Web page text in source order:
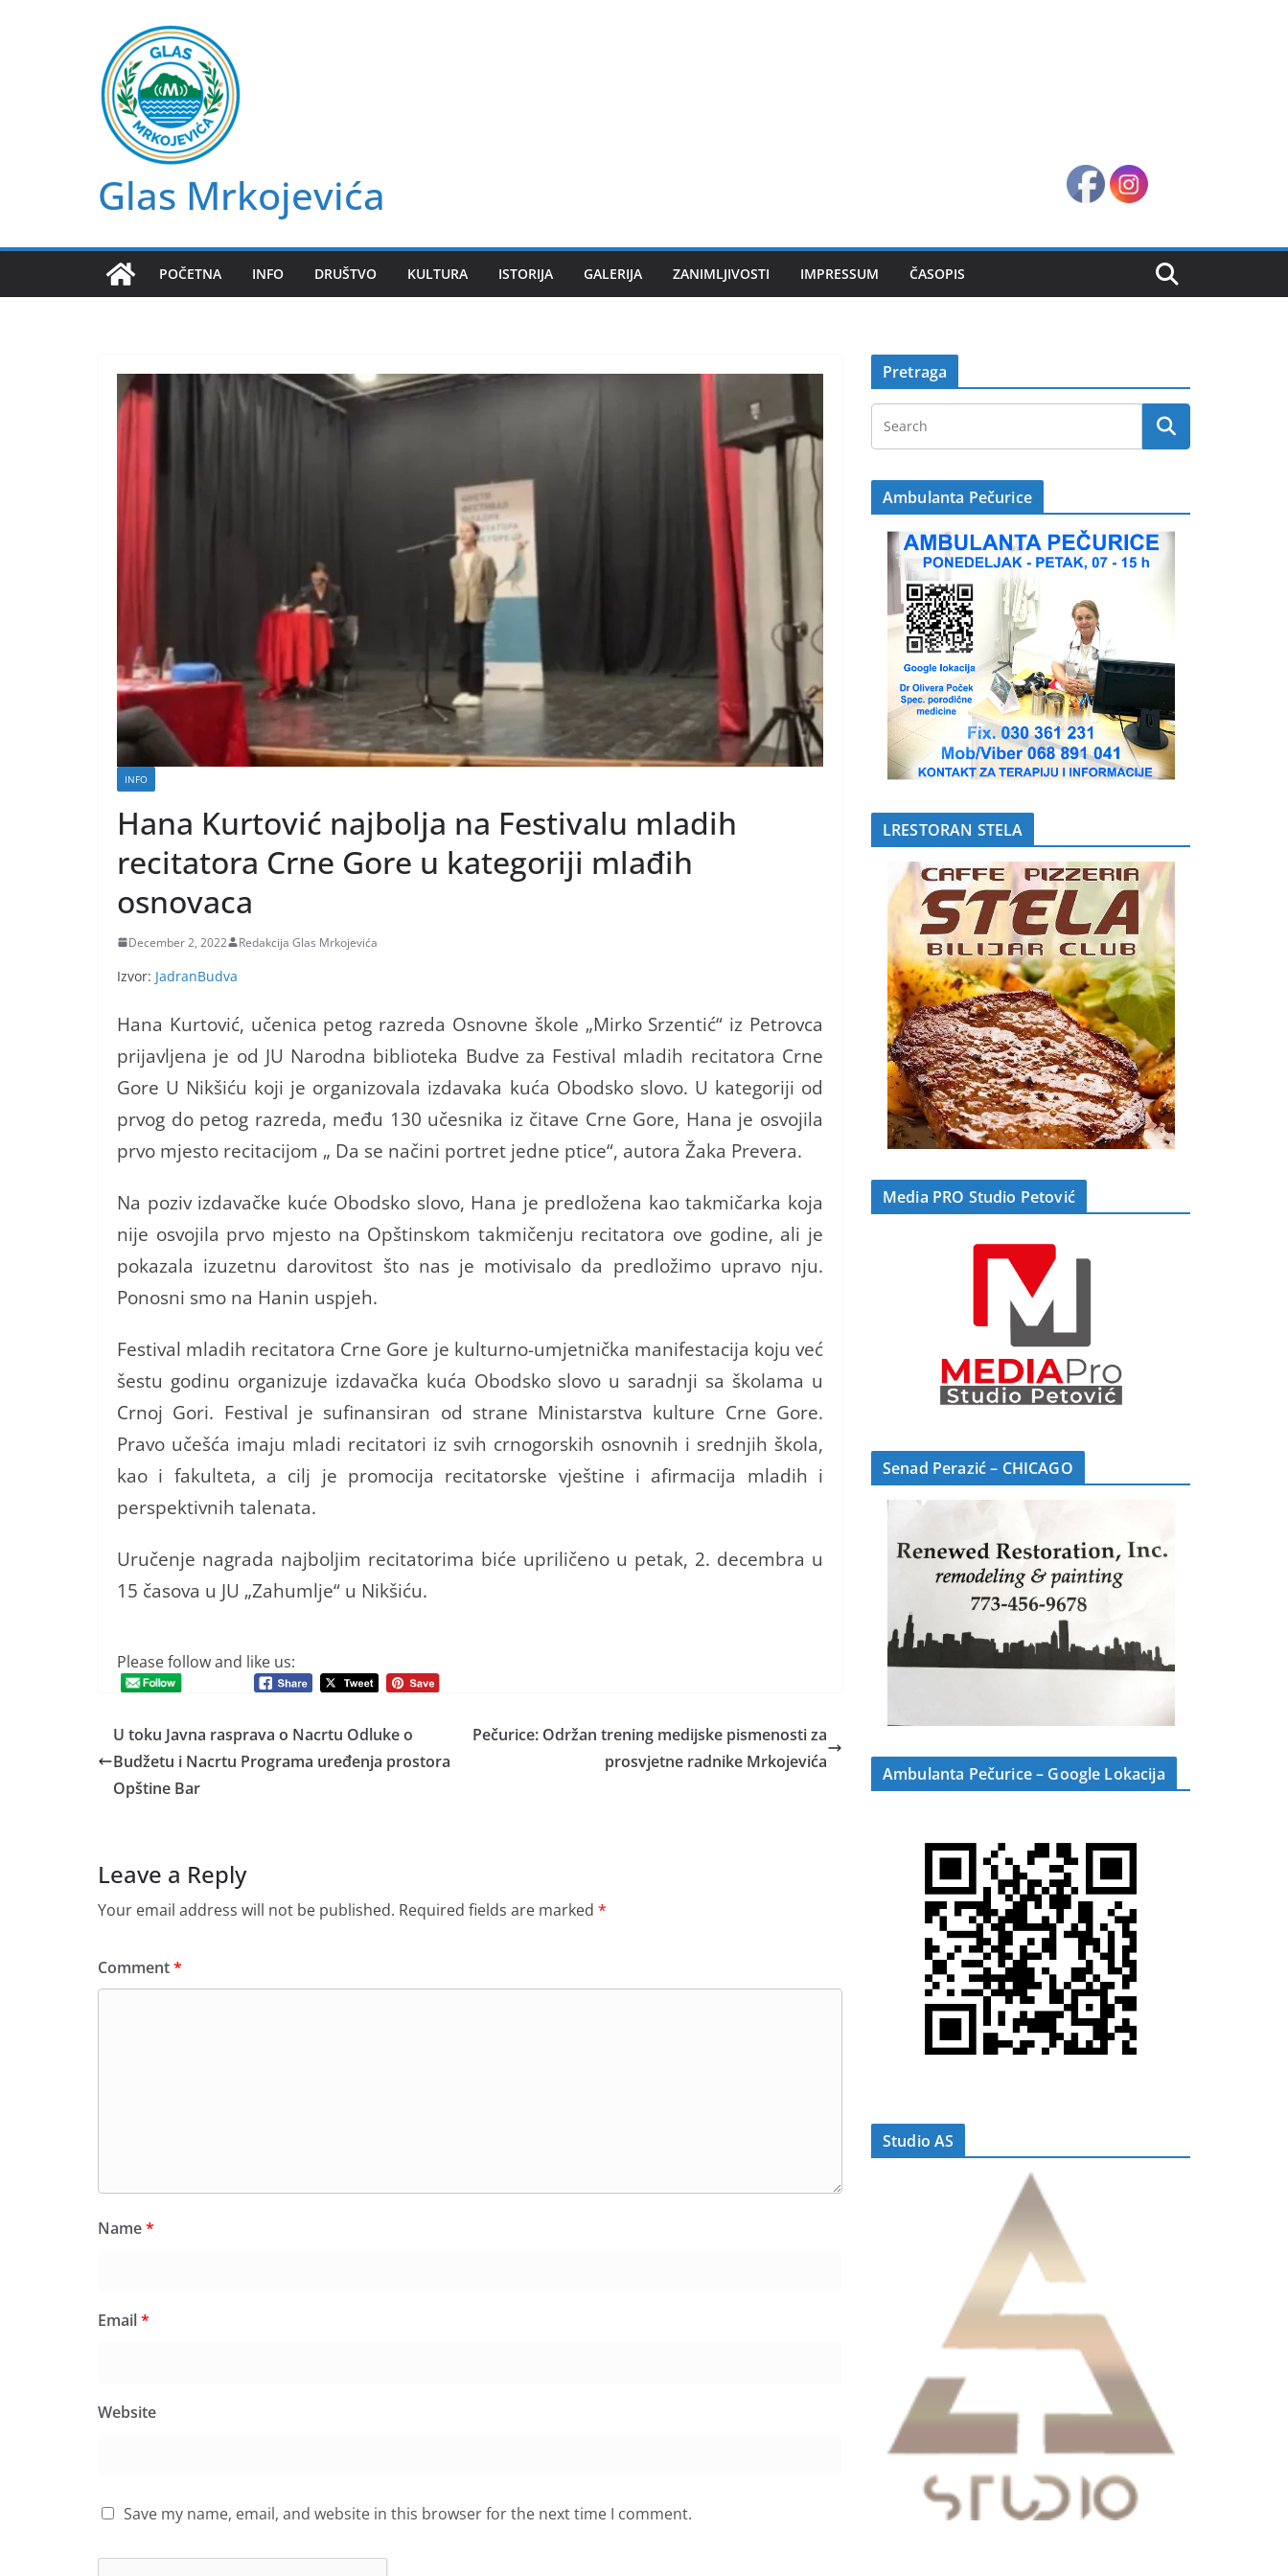
Glas Mrkojevića
POČETNA INFO DRUŠTVO KULTURA ISTORIJA GALERIJA ZANIMLJIVOSTI IMPRESSUM ČASOPIS
INFO
Hana Kurtović najbolja na Festivalu mladih
recitatora Crne Gore u kategoriji mlađih
osnovaca
December 2, 2022 Redakcija Glas Mrkojevića
Izvor: JadranBudva
Hana Kurtović, učenica petog razreda Osnovne škole „Mirko Srzentić“ iz Petrovca
prijavljena je od JU Narodna biblioteka Budve za Festival mladih recitatora Crne
Gore U Nikšiću koji je organizovala izdavaka kuća Obodsko slovo. U kategoriji od
prvog do petog razreda, među 130 učesnika iz čitave Crne Gore, Hana je osvojila
prvo mjesto recitacijom „ Da se načini portret jedne ptice“, autora Žaka Prevera.
Na poziv izdavačke kuće Obodsko slovo, Hana je predložena kao takmičarka koja
nije osvojila prvo mjesto na Opštinskom takmičenju recitatora ove godine, ali je
pokazala izuzetnu darovitost što nas je motivisalo da predložimo upravo nju.
Ponosni smo na Hanin uspjeh.
Festival mladih recitatora Crne Gore je kulturno-umjetnička manifestacija koju već
šestu godinu organizuje izdavačka kuća Obodsko slovo u saradnji sa školama u
Crnoj Gori. Festival je sufinansiran od strane Ministarstva kulture Crne Gore.
Pravo učešća imaju mladi recitatori iz svih crnogorskih osnovnih i srednjih škola,
kao i fakulteta, a cilj je promocija recitatorske vještine i afirmacija mladih i
perspektivnih talenata.
Uručenje nagrada najboljim recitatorima biće upriličeno u petak, 2. decembra u
15 časova u JU „Zahumlje“ u Nikšiću.
Please follow and like us:
U toku Javna rasprava o Nacrtu Odluke o
Budžetu i Nacrtu Programa uređenja prostora
Opštine Bar
Pečurice: Održan trening medijske pismenosti za
prosvjetne radnike Mrkojevića
Leave a Reply
Your email address will not be published. Required fields are marked *
Comment*
Name*
Email*
Website
Save my name, email, and website in this browser for the next time I comment.
Pretraga
Ambulanta Pečurice
LRESTORAN STELA
Media PRO Studio Petović
Senad Perazić – CHICAGO
Ambulanta Pečurice – Google Lokacija
Studio AS